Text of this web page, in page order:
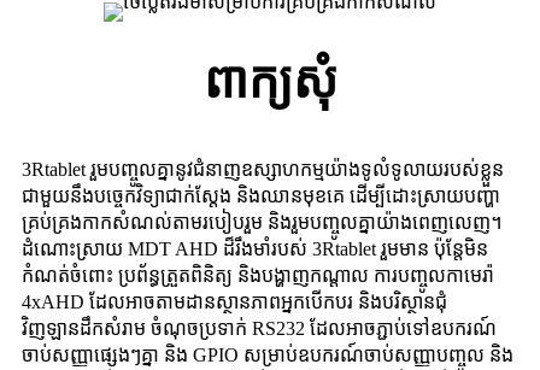
ពាក្យសុំ
3Rtablet រួមបញ្ចូលគ្នានូវជំនាញឧស្សាហកម្មយ៉ាងទូលំទូលាយរបស់ខ្លួន
ជាមួយនឹងបច្ចេកវិទ្យាជាក់ស្តែង និងឈានមុខគេ ដើម្បីដោះស្រាយបញ្ហា
គ្រប់គ្រងកាកសំណល់តាមរបៀបរួម និងរួមបញ្ចូលគ្នាយ៉ាងពេញលេញ។
ដំណោះស្រាយ MDT AHD ដ៏រឹងមាំរបស់ 3Rtablet រួមមាន ប៉ុន្តែមិន
កំណត់ចំពោះ ប្រព័ន្ធត្រួតពិនិត្យ និងបង្ហាញកណ្តាល ការបញ្ចូលកាមេរ៉ា
4xAHD ដែលអាចតាមដានស្ថានភាពអ្នកបើកបរ និងបរិស្ថានជុំ
វិញឡានដឹកសំរាម ចំណុចប្រទាក់ RS232 ដែលអាចភ្ជាប់ទៅឧបករណ៍
ចាប់សញ្ញាផ្សេងៗគ្នា និង GPIO សម្រាប់ឧបករណ៍ចាប់សញ្ញាបញ្ចូល និង